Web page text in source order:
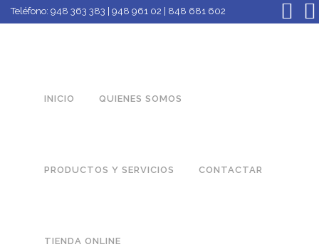
Teléfono: 948 363 383 | 948 961 02 | 848 681 602
INICIO QUIENES SOMOS
PRODUCTOS Y SERVICIOS CONTACTAR
TIENDA ONLINE